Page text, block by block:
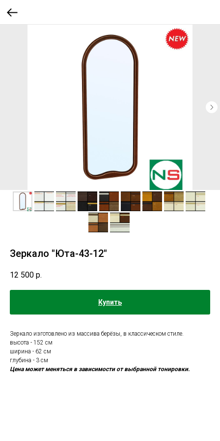
Зеркало "Юта-43-12"
12 500 р.
Купить
Зеркало изготовлено из массива берёзы, в классическом стиле.
высота - 152 см
ширина - 62 см
глубина - 3 см
Цена может меняться в зависимости от выбранной тонировки.